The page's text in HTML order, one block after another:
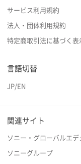
サービス利用規約
法人・団体利用規約
特定商取引法に基づく表
言語切替
JP/EN
関連サイト
ソニー・グローバルエデ
ソニーグループ